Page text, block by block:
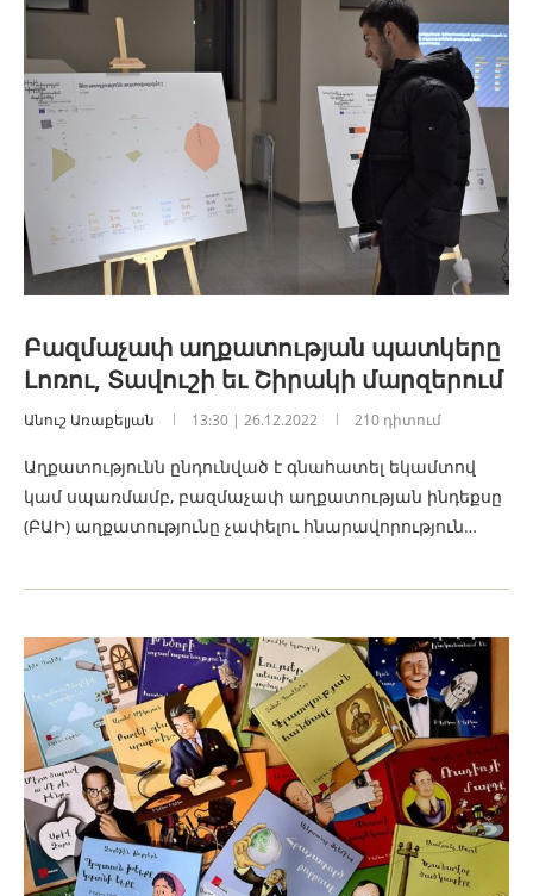
Բազմաչափ աղքատության պատկերը
Լոռու, Տավուշի եւ Շիրակի մարզերում
Անուշ Առաքելյան 13:30 | 26.12.2022 210 դիտում
Աղքատությունն ընդունված է գնահատել եկամտով
կամ սպառմամբ, բազմաչափ աղքատության ինդեքսը
(ԲԱԻ) աղքատությունը չափելու հնարավորություն…